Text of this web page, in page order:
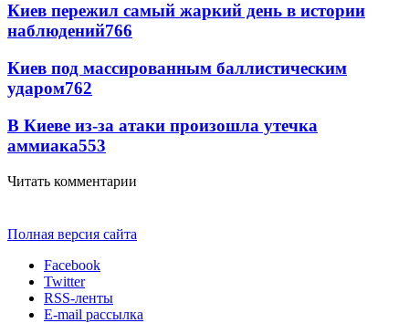
Киев пережил самый жаркий день в истории
наблюдений766
Киев под массированным баллистическим
ударом762
В Киеве из-за атаки произошла утечка
аммиака553
Читать комментарии
Полная версия сайта
Facebook
Twitter
RSS-ленты
E-mail рассылка